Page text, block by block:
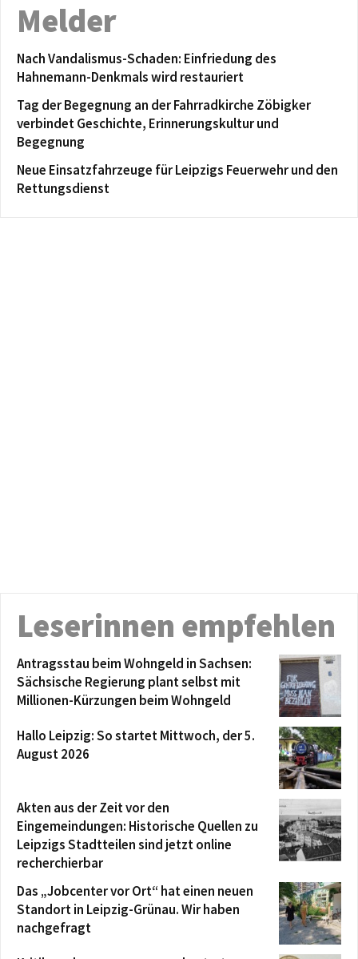
Melder
Nach Vandalismus-Schaden: Einfriedung des
Hahnemann-Denkmals wird restauriert
Tag der Begegnung an der Fahrradkirche Zöbigker
verbindet Geschichte, Erinnerungskultur und
Begegnung
Neue Einsatzfahrzeuge für Leipzigs Feuerwehr und den
Rettungsdienst
Leserinnen empfehlen
Antragsstau beim Wohngeld in Sachsen:
Sächsische Regierung plant selbst mit
Millionen-Kürzungen beim Wohngeld
Hallo Leipzig: So startet Mittwoch, der 5.
August 2026
Akten aus der Zeit vor den
Eingemeindungen: Historische Quellen zu
Leipzigs Stadtteilen sind jetzt online
recherchierbar
Das „Jobcenter vor Ort“ hat einen neuen
Standort in Leipzig-Grünau. Wir haben
nachgefragt